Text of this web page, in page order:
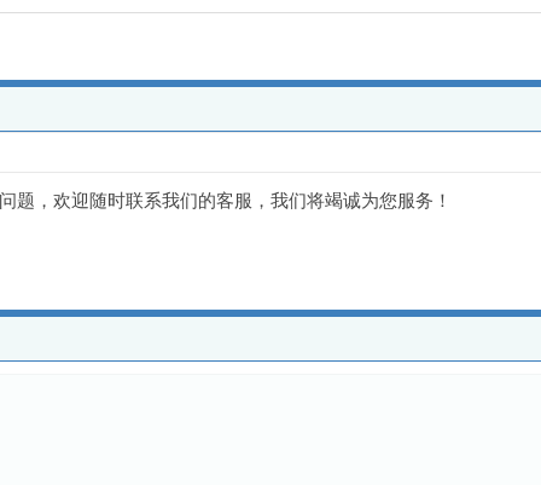
，欢迎随时联系我们的客服，我们将竭诚为您服务！